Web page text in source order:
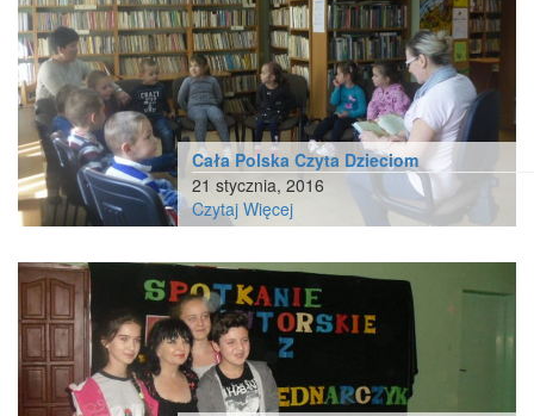
Cała Polska Czyta Dzieciom
21 stycznia, 2016
Czytaj Więcej